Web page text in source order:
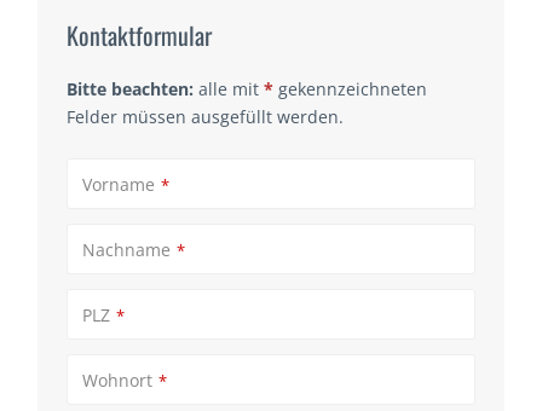
Kontaktformular
Bitte beachten: alle mit* gekennzeichneten
Felder müssen ausgefüllt werden.
Vorname *
Nachname *
PLZ *
Wohnort *